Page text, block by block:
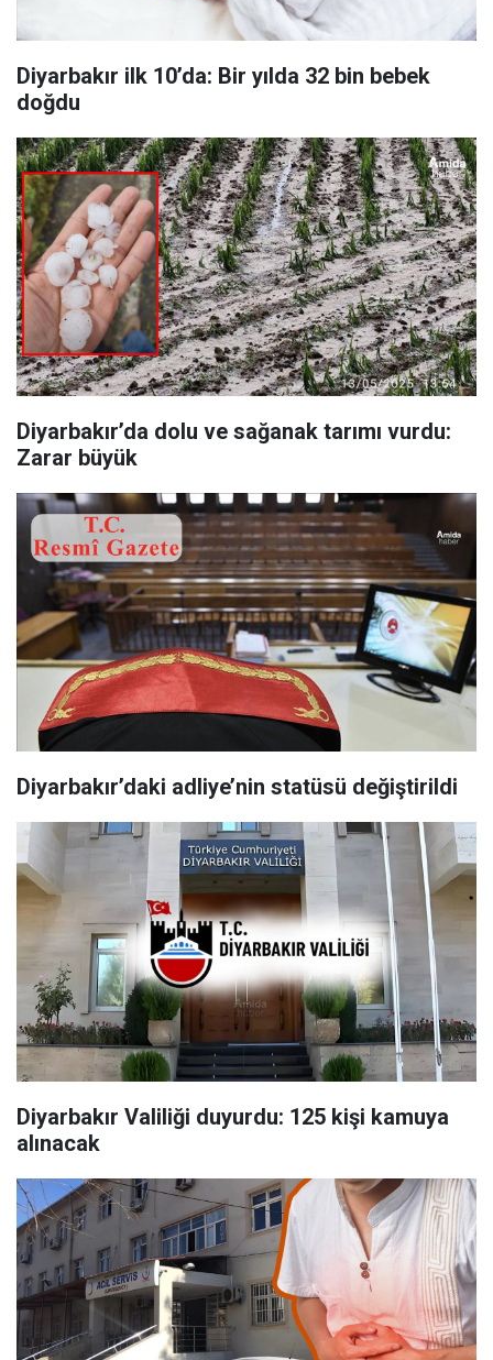
Diyarbakır ilk 10’da: Bir yılda 32 bin bebek
doğdu
Diyarbakır’da dolu ve sağanak tarımı vurdu:
Zarar büyük
Diyarbakır’daki adliye’nin statüsü değiştirildi
Diyarbakır Valiliği duyurdu: 125 kişi kamuya
alınacak